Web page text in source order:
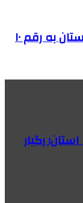
افزایش حجم تجارت بین ایران و پاکستان به رقم ۱۰
هشدار نارنجی هواشناسی برای ۴ استان؛ رگبار